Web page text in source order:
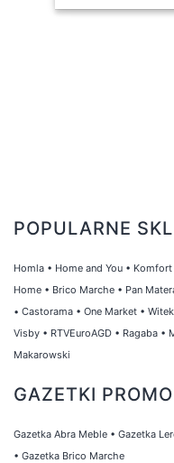
POPULARNE
Homla • Home and You • Komfort
Home • Brico Marche • Pan
• Castorama • One Market •
Visby • RTVEuroAGD • Ragaba •
Makarowski
GAZETKI
Gazetka Abra Meble • Gazetka
• Gazetka Brico Marche